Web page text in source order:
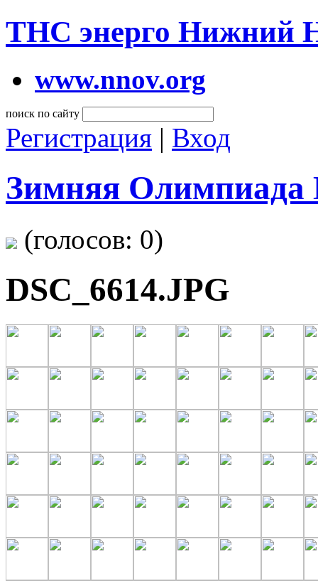
ТНС энерго Нижний
www.nnov.org
поиск по сайту
Регистрация | Вход
Зимняя Олимпиада
(голосов: 0)
DSC_6614.JPG